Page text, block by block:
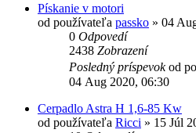
Pískanie v motori
od používateľa passko » 04
0 Odpovedí
2438 Zobrazení
Posledný príspevokod
04 Aug 2020, 06:30
Cerpadlo Astra H 1,6-85 Kw
od používateľa Ricci » 15 Júl